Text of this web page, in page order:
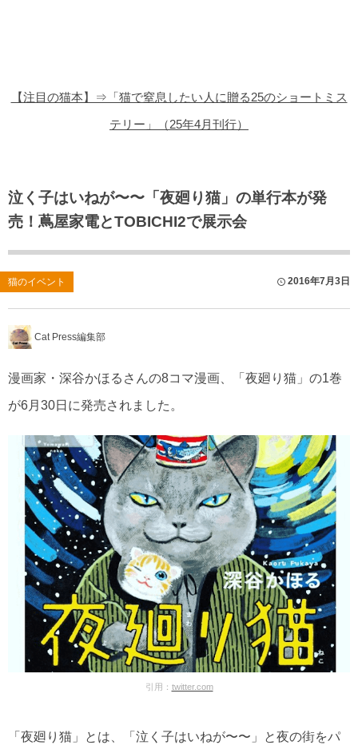
【注目の猫本】⇒「猫で窒息したい人に贈る25のショートミス
テリー」（25年4月刊行）
泣く子はいねが〜〜「夜廻り猫」の単行本が発
売！蔦屋家電とTOBICHI2で展示会
猫のイベント 2016年7月3日
Cat Press編集部
漫画家・深谷かほるさんの8コマ漫画、「夜廻り猫」の1巻
が6月30日に発売されました。
引用： twitter.com
「夜廻り猫」とは、「泣く子はいねが〜〜」と夜の街をパ
猫のゲーム・アプリ
猫のフリー写真素材